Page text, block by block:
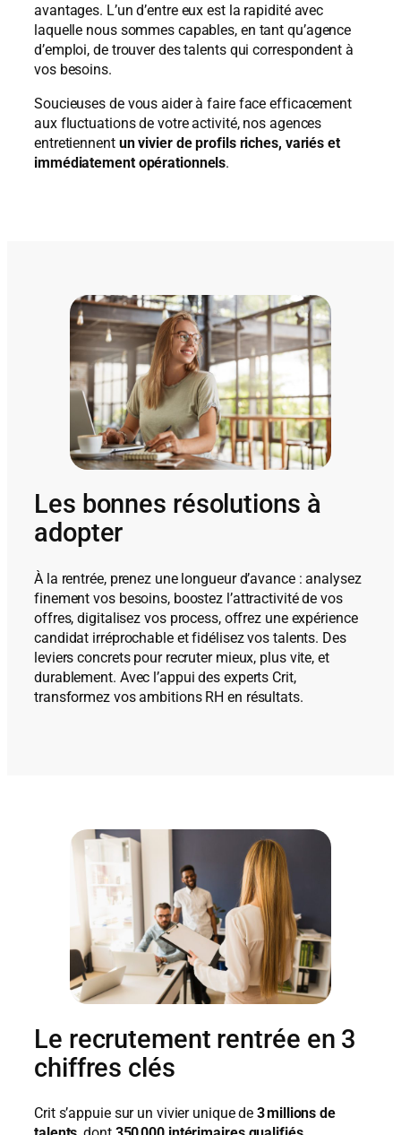
avantages. L’un d’entre eux est la rapidité avec
laquelle nous sommes capables, en tant qu’agence
d’emploi, de trouver des talents qui correspondent à
vos besoins.
Soucieuses de vous aider à faire face efficacement
aux fluctuations de votre activité, nos agences
entretiennent un vivier de profils riches, variés et
immédiatement opérationnels.
Les bonnes résolutions à
adopter
À la rentrée, prenez une longueur d’avance : analysez
finement vos besoins, boostez l’attractivité de vos
offres, digitalisez vos process, offrez une expérience
candidat irréprochable et fidélisez vos talents. Des
leviers concrets pour recruter mieux, plus vite, et
durablement. Avec l’appui des experts Crit,
transformez vos ambitions RH en résultats.
Le recrutement rentrée en 3
chiffres clés
Crit s’appuie sur un vivier unique de3 millions de